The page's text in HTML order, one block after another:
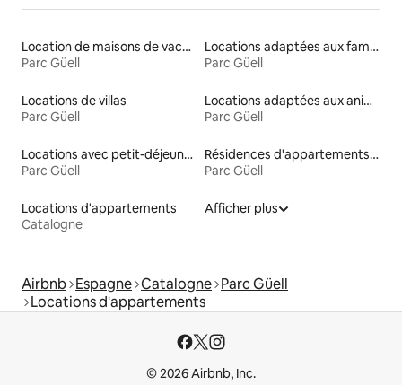
Location de maisons de vacances
Parc Güell
Locations adaptées aux familles
Parc Güell
Locations de villas
Parc Güell
Locations adaptées aux animaux
Parc Güell
Locations avec petit-déjeuner
Parc Güell
Résidences d'appartements en location
Parc Güell
Locations d'appartements
Catalogne
Afficher plus
Airbnb Espagne Catalogne Parc Güell
Locations d'appartements
© 2026 Airbnb, Inc.